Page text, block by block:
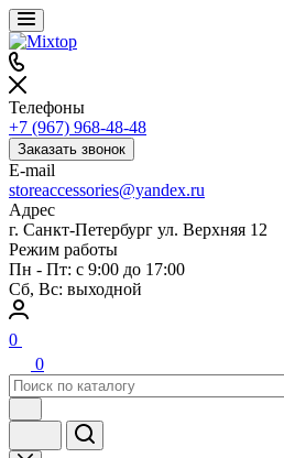
Телефоны
+7 (967) 968-48-48
Заказать звонок
E-mail
storeaccessories@yandex.ru
Адрес
г. Санкт-Петербург ул. Верхняя 12
Режим работы
Пн - Пт: с 9:00 до 17:00
Сб, Вс: выходной
0
0